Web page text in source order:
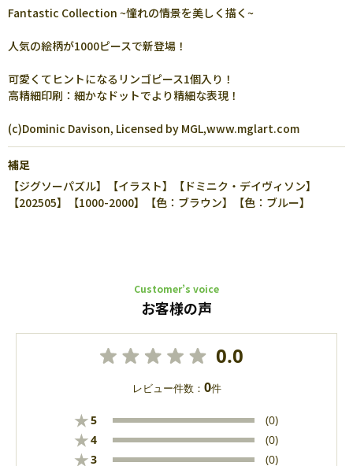
Fantastic Collection ~憧れの情景を美しく描く~
人気の絵柄が1000ピースで新登場！
可愛くてヒントになるリンゴピース1個入り！
高精細印刷：細かなドットでより精細な表現！
(c)Dominic Davison, Licensed by MGL,www.mglart.com
補足
【ジグソーパズル】【イラスト】【ドミニク・デイヴィソン】
【202505】【1000-2000】【色：ブラウン】【色：ブルー】
Customer’s voice
お客様の声
0.0
レビュー件数： 0件
★5 (0)
★4 (0)
★3 (0)